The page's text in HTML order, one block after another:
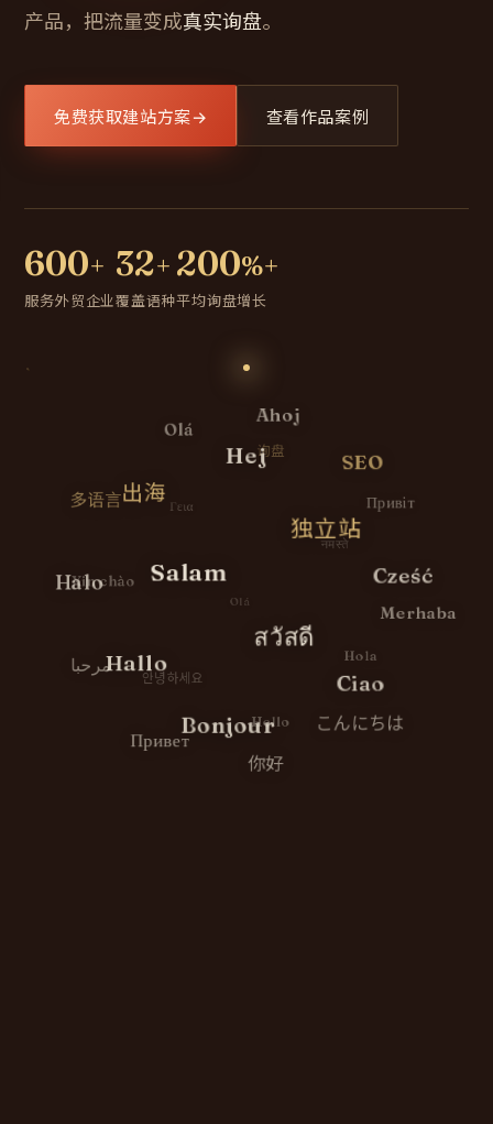
产品，把流量变成真实询盘。
免费获取建站方案→ 查看作品案例
600+
服务外贸企业
32+
覆盖语种
200%+
平均询盘增长
你好
Hello
Привет
こんにちは
안녕하세요
Bonjour
Hola مرحبا
Ciao
Olá
Hallo
Merhaba
Xin chào
สวัสดี
नमस्ते
Halo Cześć
Γεια
Salam
Привіт
多语言
独立站
询盘
出海
SEO
Olá
Hej
Ahoj